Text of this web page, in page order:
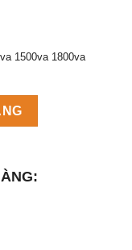
1500va 1800va
lượng